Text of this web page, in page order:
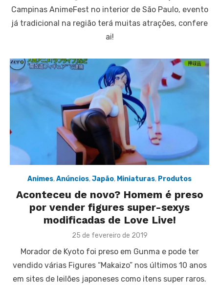
Campinas AnimeFest no interior de São Paulo, evento
já tradicional na região terá muitas atrações, confere
ai!
Animes,Anúncios,Japão, Miniaturas, Produtos
Aconteceu de novo? Homem é preso
por vender figures super-sexys
modificadas de Love Live!
Posted
25 de fevereiro de 2019
Morador de Kyoto foi preso em Gunma e pode ter
vendido várias Figures “Makaizo” nos últimos 10 anos
em sites de leilões japoneses como itens super raros.